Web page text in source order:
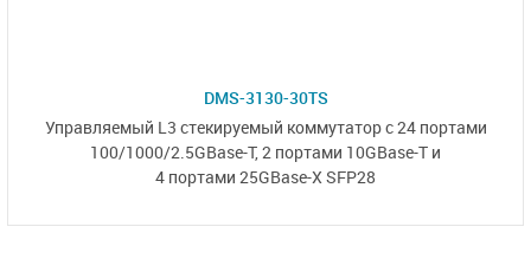
DMS-3130-30TS
Управляемый L3 стекируемый коммутаторс 24 портами
100/1000/2.5GBase-T,2 портами 10GBase-T и
4 портами 25GBase-X SFP28